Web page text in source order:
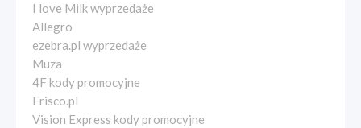
I love Milk wyprzedaże
Allegro
ezebra.pl wyprzedaże
Muza
4F kody promocyjne
Frisco.pl
Vision Express kody promocyjne